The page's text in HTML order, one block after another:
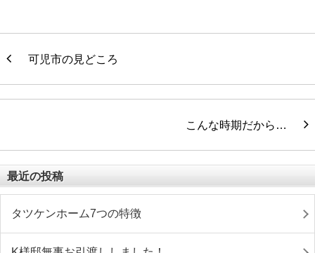
可児市の見どころ
こんな時期だから…
最近の投稿
タツケンホーム7つの特徴